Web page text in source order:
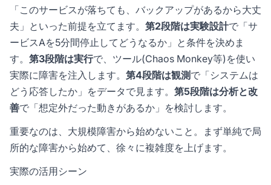
「このサービスが落ちても、バックアップがあるから大丈
夫」といった前提を立てます。 第2段階は実験設計で「サ
ービスAを5分間停止してどうなるか」と条件を決めま
す。 第3段階は実行で、ツール(Chaos Monkey等)を使い
実際に障害を注入します。 第4段階は観測 で「システムは
どう応答したか」をデータで見ます。 第5段階は分析と改
善で「想定外だった動きがあるか」を検討します。
重要なのは、大規模障害から始めないこと。まず単純で局
所的な障害から始めて、徐々に複雑度を上げます。
実際の活用シーン